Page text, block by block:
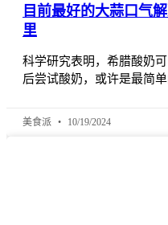
目前最好的大蒜口气
里
科学研究表明，希腊酸奶
后尝试酸奶，或许是最简单
美食派 10/19/2024